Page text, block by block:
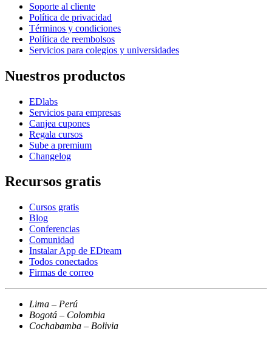
Soporte al cliente
Política de privacidad
Términos y condiciones
Política de reembolsos
Servicios para colegios y universidades
Nuestros productos
EDlabs
Servicios para empresas
Canjea cupones
Regala cursos
Sube a premium
Changelog
Recursos gratis
Cursos gratis
Blog
Conferencias
Comunidad
Instalar App de EDteam
Todos conectados
Firmas de correo
Lima – Perú
Bogotá – Colombia
Cochabamba – Bolivia